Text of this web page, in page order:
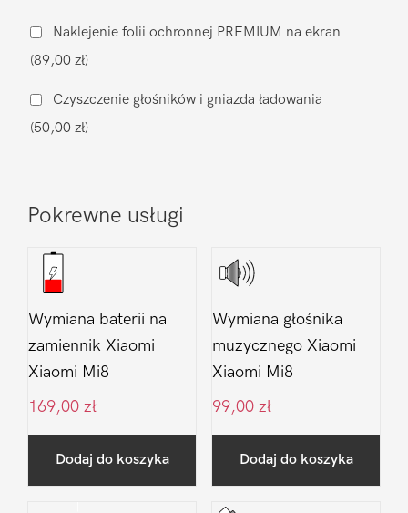
Xiaomi
Xiaomi
Mi8
Naklejenie folii ochronnej PREMIUM na ekran
(89,00 zł)
Czyszczenie głośników i gniazda ładowania
(50,00 zł)
Pokrewne usługi
Wymiana baterii na
zamiennik Xiaomi
Xiaomi Mi8
169,00 zł
Dodaj do koszyka
Wymiana głośnika
muzycznego Xiaomi
Xiaomi Mi8
99,00 zł
Dodaj do koszyka